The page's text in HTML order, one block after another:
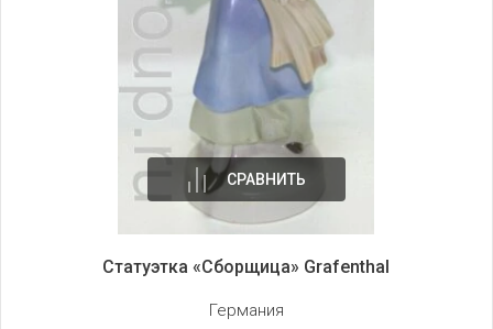
СРАВНИТЬ
Статуэтка «Сборщица» Grafenthal
Германия